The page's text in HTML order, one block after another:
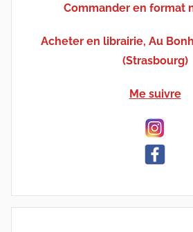
Commander en format
Acheter en librairie, Au
(Strasbourg)
Me suivre